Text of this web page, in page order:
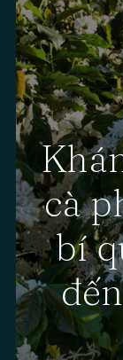
cà
bí